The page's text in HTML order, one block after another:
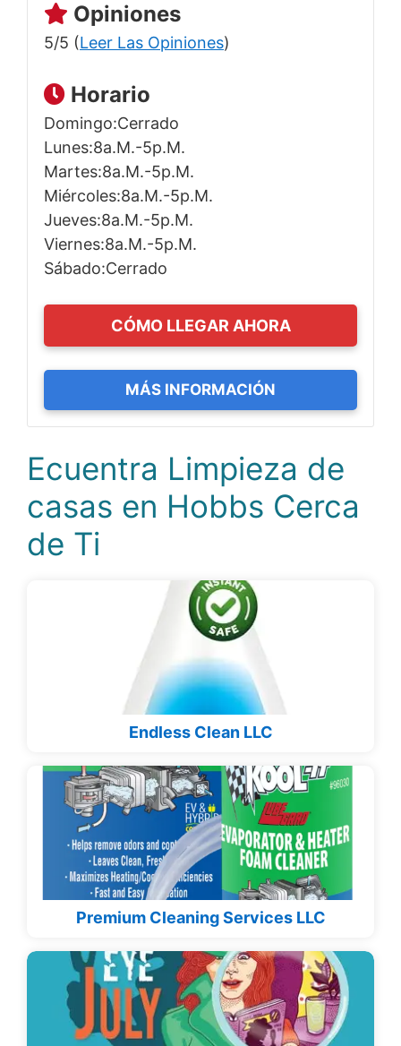
Opiniones
5/5 (Leer Las Opiniones)
Horario
Domingo:Cerrado
Lunes:8a.m.-5p.m.
Martes:8a.m.-5p.m.
Miércoles:8a.m.-5p.m.
Jueves:8a.m.-5p.m.
Viernes:8a.m.-5p.m.
Sábado:Cerrado
CÓMO LLEGAR AHORA
MÁS INFORMACIÓN
Ecuentra Limpieza de
casas en Hobbs Cerca
de Ti
Endless Clean LLC
Premium Cleaning Services LLC